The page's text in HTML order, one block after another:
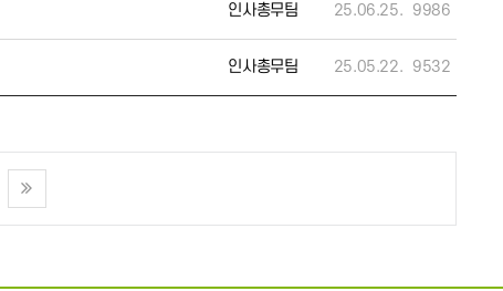
인사총무팀 25.06.25. 9986
인사총무팀 25.05.22. 9532